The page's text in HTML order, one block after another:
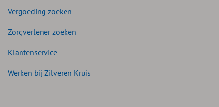
Vergoeding zoeken
Zorgverlener zoeken
Klantenservice
Werken bij Zilveren Kruis